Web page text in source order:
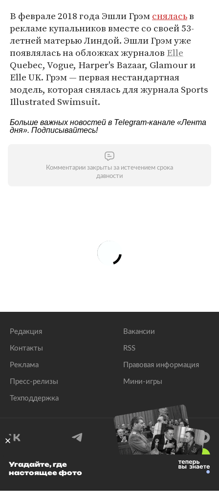
В феврале 2018 года Эшли Грэмсняласьв
рекламе купальников вместе со своей 53-
летней матерью Линдой. Эшли Грэм уже
появлялась на обложках журналов Elle
Quebec, Vogue, Harper's Bazaar, Glamour и
Elle UK. Грэм — первая нестандартная
модель, которая снялась для журнала Sports
Illustrated Swimsuit.
Больше важных новостей в Telegram-канале «Лента
дня». Подписывайтесь!
Комментарии закрыты за истечением срока
давности
Редакция
Контакты
Реклама
Пресс-релизы
Техподдержка
Вакансии
RSS
Правовая информация
Мини-игры
© 1999–2026 Все права защищены.
Угадайте, где
настоящее фото